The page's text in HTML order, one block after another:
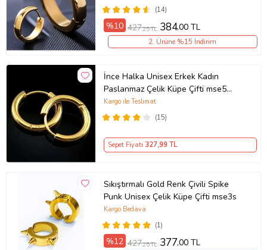
(14)
%10 427,25 TL 384,00 TL
2. Ürüne %15 İndirim
İnce Halka Unisex Erkek Kadın
Paslanmaz Çelik Küpe Çifti mse5
(Sarı)
(15)
Kargo ile Teslimat
Sepet Fiyatı 327,99 TL
Sıkıştırmalı Gold Renk Çivili Spike
Punk Unisex Çelik Küpe Çifti mse3s
(1)
Kargo Bedava
%12 427,25 TL 377,00 TL